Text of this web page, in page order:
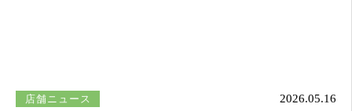
店舗ニュース
2026.05.16